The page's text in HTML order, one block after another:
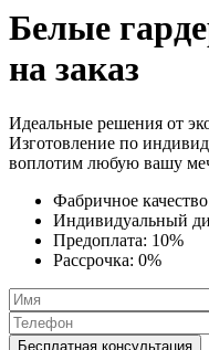
Белые
на заказ
Идеальные решения от
Изготовление по
воплотим любую вашу
Фабричное качество
Индивидуальный
Предоплата: 10%
Рассрочка: 0%